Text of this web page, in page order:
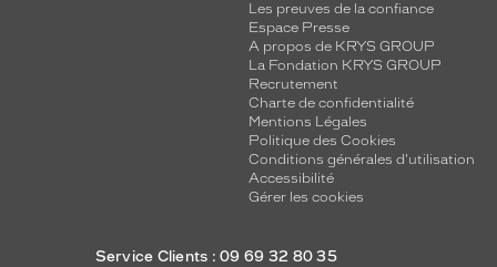
Les preuves de la confiance
Espace Presse
A propos de KRYS GROUP
La Fondation KRYS GROUP
Recrutement
Charte de confidentialité
Mentions Légales
Politique des Cookies
Conditions générales d'utilisation
Accessibilité
Gérer les cookies
Service Clients : 09 69 32 80 35